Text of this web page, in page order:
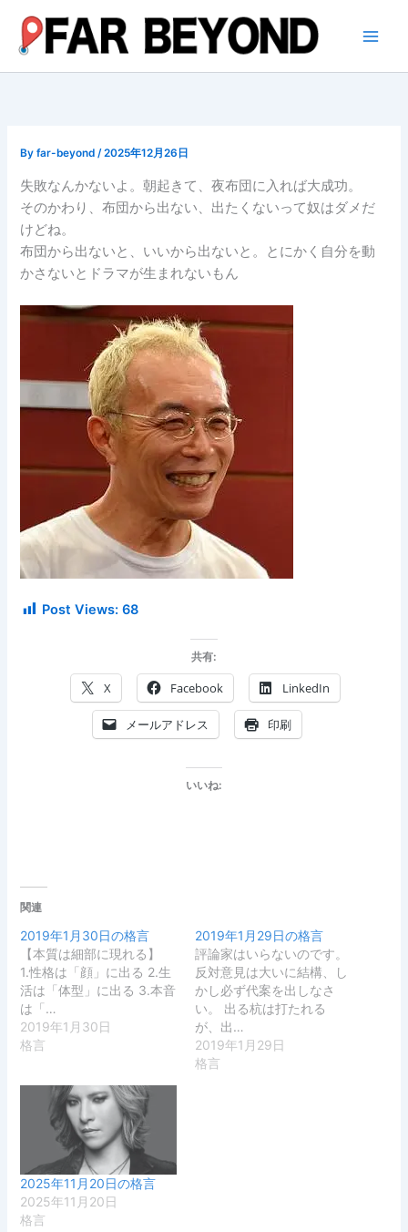
ス
Byfar-beyond/2025年12月26日
失敗なんかないよ。朝起きて、夜布団に入れば大成功。
そのかわり、布団から出ない、出たくないって奴はダメだ
けどね。
布団から出ないと、いいから出ないと。とにかく自分を動
かさないとドラマが生まれないもん
Post Views: 68
共有:
X Facebook LinkedIn
メールアドレス 印刷
いいね:
関連
2019年1月30日の格言
【本質は細部に現れる】
1.性格は「顔」に出る 2.生
活は「体型」に出る 3.本音
は「…
2019年1月30日
格言
2019年1月29日の格言
評論家はいらないのです。
反対意見は大いに結構、し
かし必ず代案を出しなさ
い。 出る杭は打たれる
が、出…
2019年1月29日
格言
2025年11月20日の格言
2025年11月20日
格言